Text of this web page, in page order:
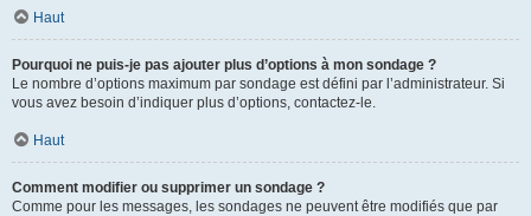
Haut
Pourquoi ne puis-je pas ajouter plus d’options à mon sondage ?
Le nombre d’options maximum par sondage est défini par l’administrateur. Si
vous avez besoin d’indiquer plus d’options, contactez-le.
Haut
Comment modifier ou supprimer un sondage ?
Comme pour les messages, les sondages ne peuvent être modifiés que par